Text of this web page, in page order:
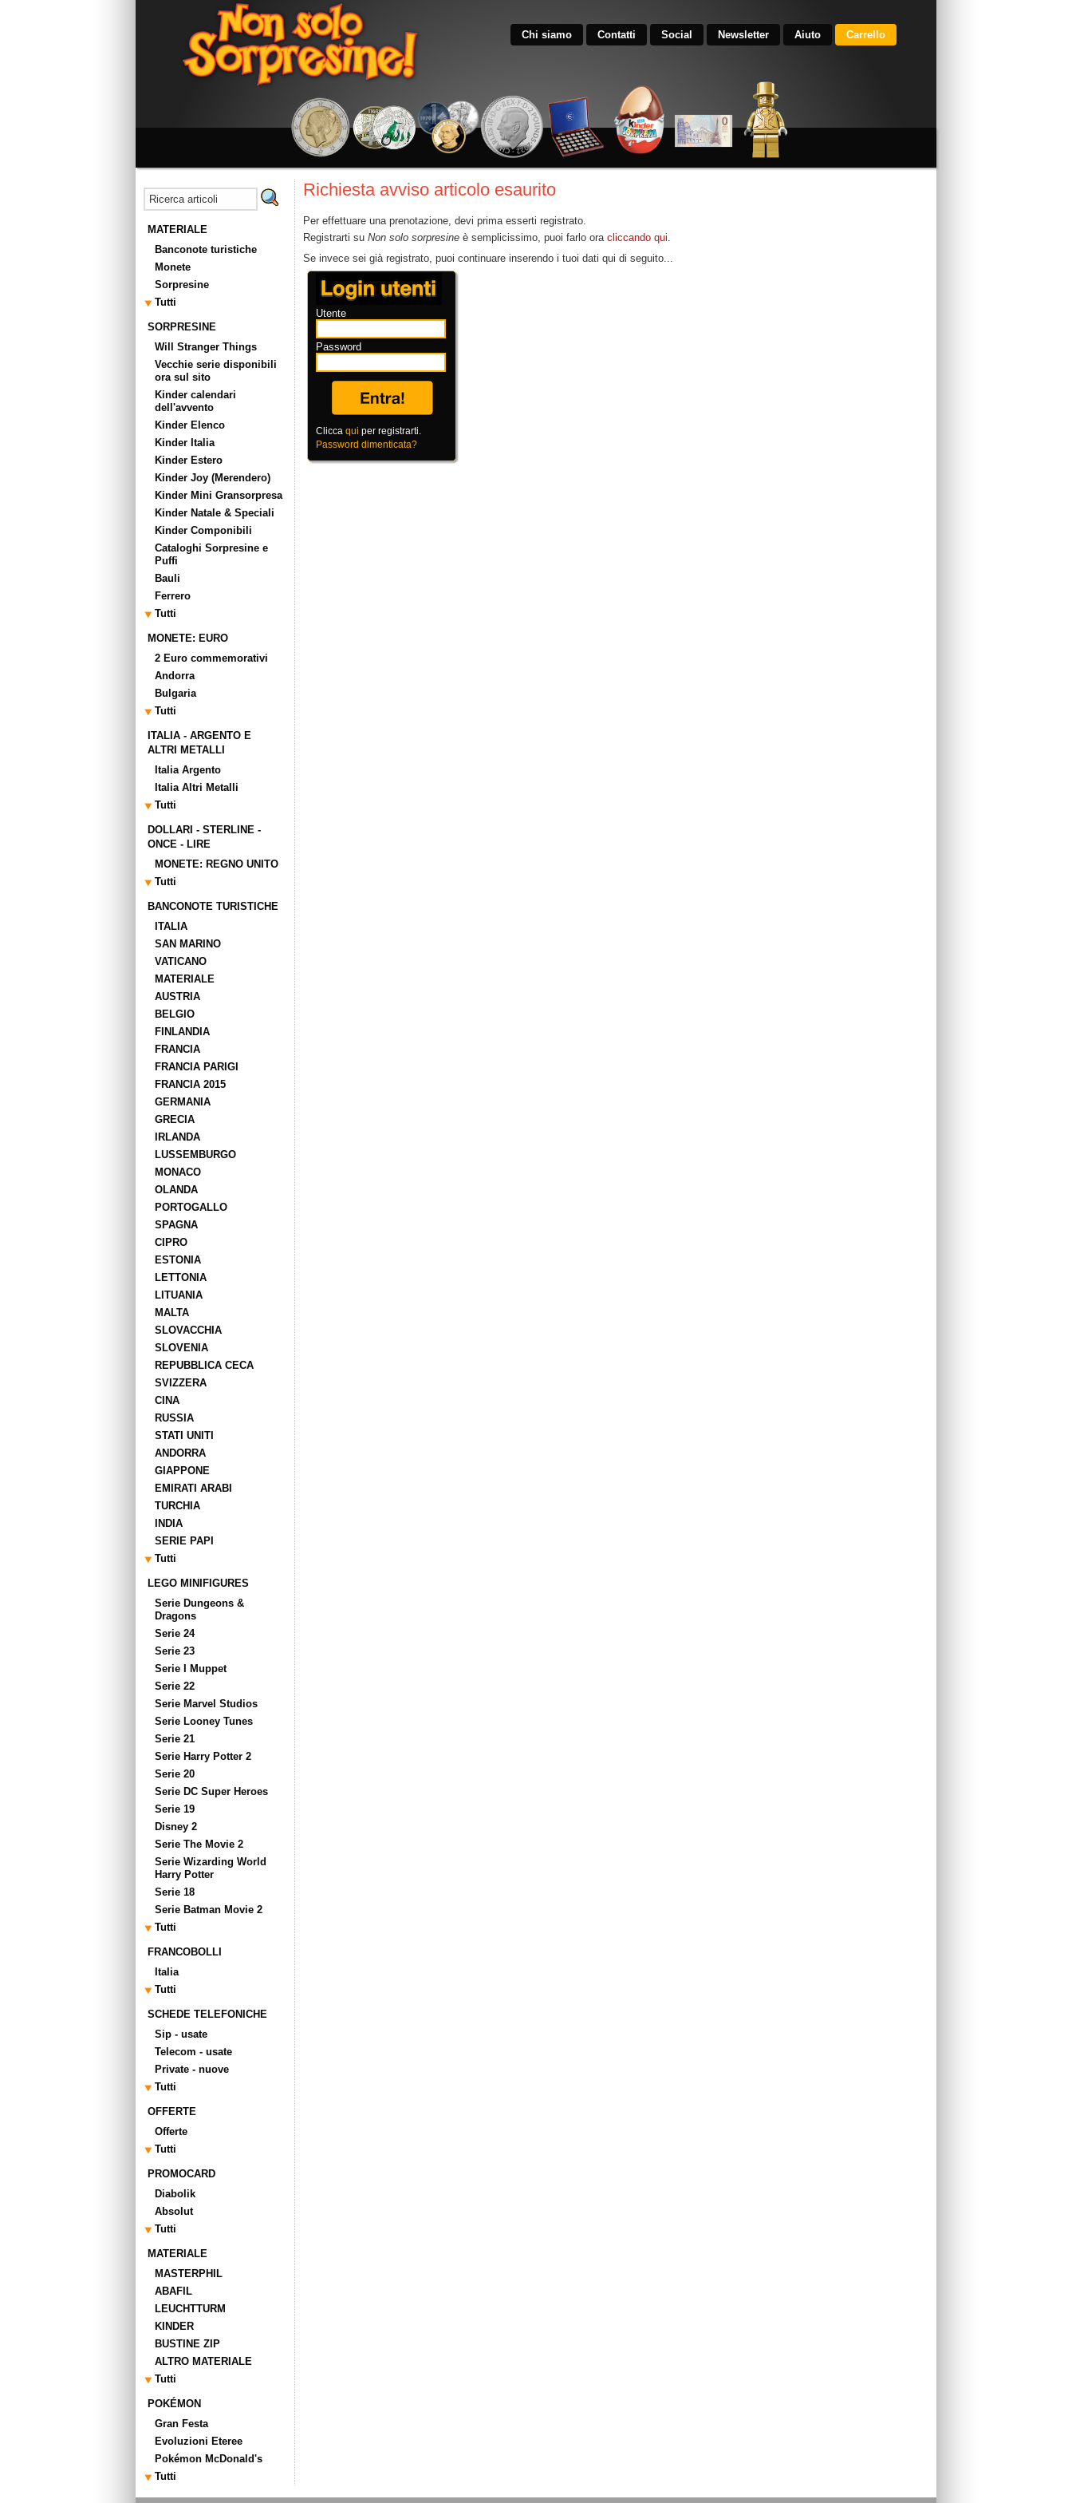
Chi siamo Contatti Social Newsletter Aiuto Carrello
MATERIALE
Banconote turistiche
Monete
Sorpresine
Tutti
SORPRESINE
Will Stranger Things
Vecchie serie disponibili
ora sul sito
Kinder calendari
dell'avvento
Kinder Elenco
Kinder Italia
Kinder Estero
Kinder Joy (Merendero)
Kinder Mini Gransorpresa
Kinder Natale & Speciali
Kinder Componibili
Cataloghi Sorpresine e
Puffi
Bauli
Ferrero
Tutti
MONETE: EURO
2 Euro commemorativi
Andorra
Bulgaria
Tutti
ITALIA - ARGENTO E
ALTRI METALLI
Italia Argento
Italia Altri Metalli
Tutti
DOLLARI - STERLINE -
ONCE - LIRE
MONETE: REGNO UNITO
Tutti
BANCONOTE TURISTICHE
ITALIA
SAN MARINO
VATICANO
MATERIALE
AUSTRIA
BELGIO
FINLANDIA
FRANCIA
FRANCIA PARIGI
FRANCIA 2015
GERMANIA
GRECIA
IRLANDA
LUSSEMBURGO
MONACO
OLANDA
PORTOGALLO
SPAGNA
CIPRO
ESTONIA
LETTONIA
LITUANIA
MALTA
SLOVACCHIA
SLOVENIA
REPUBBLICA CECA
SVIZZERA
CINA
RUSSIA
STATI UNITI
ANDORRA
GIAPPONE
EMIRATI ARABI
TURCHIA
INDIA
SERIE PAPI
Tutti
LEGO MINIFIGURES
Serie Dungeons &
Dragons
Serie 24
Serie 23
Serie I Muppet
Serie 22
Serie Marvel Studios
Serie Looney Tunes
Serie 21
Serie Harry Potter 2
Serie 20
Serie DC Super Heroes
Serie 19
Disney 2
Serie The Movie 2
Serie Wizarding World
Harry Potter
Serie 18
Serie Batman Movie 2
Tutti
FRANCOBOLLI
Italia
Tutti
SCHEDE TELEFONICHE
Sip - usate
Telecom - usate
Private - nuove
Tutti
OFFERTE
Offerte
Tutti
PROMOCARD
Diabolik
Absolut
Tutti
MATERIALE
MASTERPHIL
ABAFIL
LEUCHTTURM
KINDER
BUSTINE ZIP
ALTRO MATERIALE
Tutti
POKÉMON
Gran Festa
Evoluzioni Eteree
Pokémon McDonald's
Tutti
Richiesta avviso articolo esaurito
Per effettuare una prenotazione, devi prima esserti registrato.
Registrarti su Non solo sorpresine è semplicissimo, puoi farlo ora cliccando qui.
Se invece sei già registrato, puoi continuare inserendo i tuoi dati qui di seguito...
Utente
Password
Clicca qui per registrarti.
Password dimenticata?